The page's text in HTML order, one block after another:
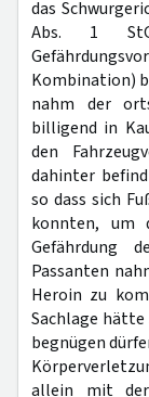
das
Abs. 1
Kombination)
nahm der
billigend in
den
dahinter
so dass sich
konnten, um
Gefährdung
Passanten
Heroin zu
Sachlage
begnügen
allein mit der